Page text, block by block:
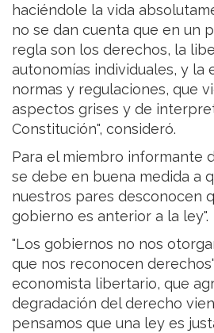
haciéndole la vida
no se dan cuenta que en un
regla son los derechos, la
autonomías individuales, y la
normas y regulaciones, que
aspectos grises y de
Constitución", consideró.
Para el miembro informante
se debe en buena medida a
nuestros pares desconocen
gobierno es anterior a la ley".
"Los gobiernos no nos
que nos reconocen
economista libertario, que
degradación del derecho
pensamos que una ley es